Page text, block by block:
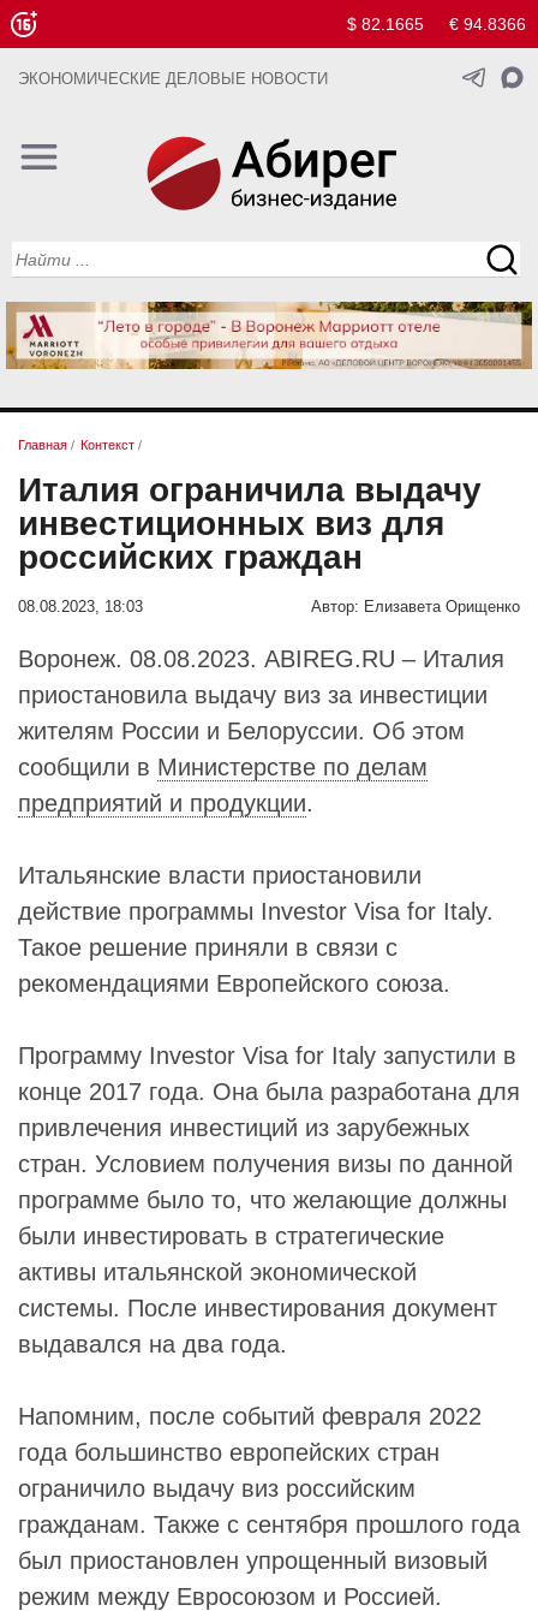
$ 82.1665 € 94.8366
ЭКОНОМИЧЕСКИЕ ДЕЛОВЫЕ НОВОСТИ
Главная / Контекст /
Италия ограничила выдачу
инвестиционных виз для
российских граждан
08.08.2023, 18:03 Автор: Елизавета Орищенко
Воронеж. 08.08.2023. ABIREG.RU – Италия
приостановила выдачу виз за инвестиции
жителям России и Белоруссии. Об этом
сообщили в Министерстве по делам
предприятий и продукции.
Итальянские власти приостановили
действие программы Investor Visa for Italy.
Такое решение приняли в связи с
рекомендациями Европейского союза.
Программу Investor Visa for Italy запустили в
конце 2017 года. Она была разработана для
привлечения инвестиций из зарубежных
стран. Условием получения визы по данной
программе было то, что желающие должны
были инвестировать в стратегические
активы итальянской экономической
системы. После инвестирования документ
выдавался на два года.
Напомним, после событий февраля 2022
года большинство европейских стран
ограничило выдачу виз российским
гражданам. Также с сентября прошлого года
был приостановлен упрощенный визовый
режим между Евросоюзом и Россией.